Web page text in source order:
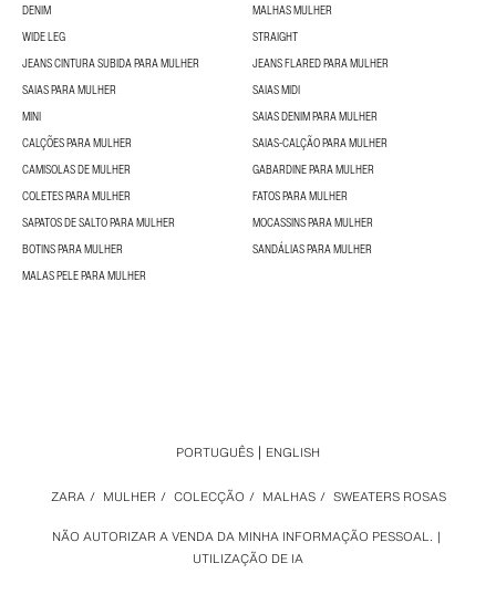
DENIM
MALHAS MULHER
WIDE LEG
STRAIGHT
JEANS CINTURA SUBIDA PARA MULHER
JEANS FLARED PARA MULHER
SAIAS PARA MULHER
SAIAS MIDI
MINI
SAIAS DENIM PARA MULHER
CALÇÕES PARA MULHER
SAIAS-CALÇÃO PARA MULHER
CAMISOLAS DE MULHER
GABARDINE PARA MULHER
COLETES PARA MULHER
FATOS PARA MULHER
SAPATOS DE SALTO PARA MULHER
MOCASSINS PARA MULHER
BOTINS PARA MULHER
SANDÁLIAS PARA MULHER
MALAS PELE PARA MULHER
NÃO AUTORIZAR A VENDA DA MINHA INFORMAÇÃO PESSOAL.
UTILIZAÇÃO DE IA
ZARA / MULHER / COLECÇÃO / MALHAS / SWEATERS ROSAS
PORTUGUÊS ENGLISH